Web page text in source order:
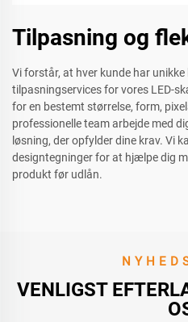
Tilpasning og
Vi forstår, at hver kunde har unikke
tilpasningservices for vores LED-
for en bestemt størrelse, form,
professionelle team arbejde med
løsning, der opfylder dine krav. Vi
designtegninger for at hjælpe dig
produkt før udlån.
VENLIGST